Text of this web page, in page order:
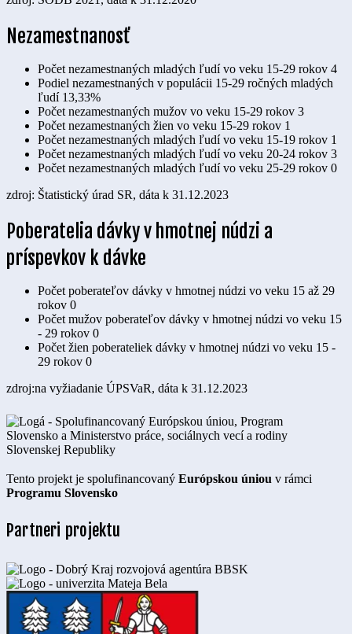
Nezamestnanosť
Počet nezamestnaných mladých ľudí vo veku 15-29 rokov 4
Podiel nezamestnaných v populácii 15-29 ročných mladých
ľudí 13,33%
Počet nezamestnaných mužov vo veku 15-29 rokov 3
Počet nezamestnaných žien vo veku 15-29 rokov 1
Počet nezamestnaných mladých ľudí vo veku 15-19 rokov 1
Počet nezamestnaných mladých ľudí vo veku 20-24 rokov 3
Počet nezamestnaných mladých ľudí vo veku 25-29 rokov 0
zdroj: Štatistický úrad SR, dáta k 31.12.2023
Poberatelia dávky v hmotnej núdzi a
príspevkov k dávke
Počet poberateľov dávky v hmotnej núdzi vo veku 15 až 29
rokov 0
Počet mužov poberateľov dávky v hmotnej núdzi vo veku 15
- 29 rokov 0
Počet žien poberateliek dávky v hmotnej núdzi vo veku 15 -
29 rokov 0
zdroj:na vyžiadanie ÚPSVaR, dáta k 31.12.2023
Tento projekt je spolufinancovaný Európskou úniou v rámci
Programu Slovensko
Partneri projektu